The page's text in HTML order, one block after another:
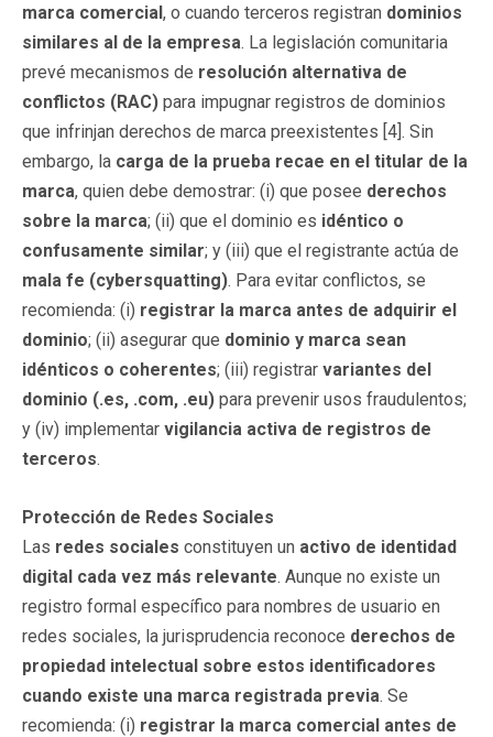
marca comercial, o cuando terceros registran dominios
similares al de la empresa. La legislación comunitaria
prevé mecanismos de resolución alternativa de
conflictos (RAC) para impugnar registros de dominios
que infrinjan derechos de marca preexistentes [4]. Sin
embargo, la carga de la prueba recae en el titular de la
marca, quien debe demostrar: (i) que posee derechos
sobre la marca; (ii) que el dominio es idéntico o
confusamente similar; y (iii) que el registrante actúa de
mala fe (cybersquatting). Para evitar conflictos, se
recomienda: (i) registrar la marca antes de adquirir el
dominio; (ii) asegurar que dominio y marca sean
idénticos o coherentes; (iii) registrar variantes del
dominio (.es, .com, .eu) para prevenir usos fraudulentos;
y (iv) implementar vigilancia activa de registros de
terceros.
Protección de Redes Sociales
Las redes sociales constituyen un activo de identidad
digital cada vez más relevante. Aunque no existe un
registro formal específico para nombres de usuario en
redes sociales, la jurisprudencia reconoce derechos de
propiedad intelectual sobre estos identificadores
cuando existe una marca registrada previa. Se
recomienda: (i) registrar la marca comercial antes de